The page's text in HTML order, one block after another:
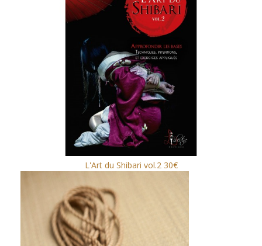
L'Art du Shibari vol.2 30€